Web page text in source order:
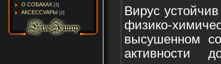
О СОБАКАХ [3]
АКСЕССУАРЫ [2]
Вирус
физико-
высушенном